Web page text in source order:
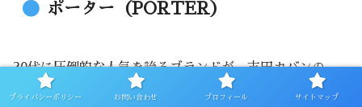
ポーター（PORTER）
20代に圧倒的な人気を誇るブランドが、吉田カバンの
「PORTER」です。ナイロン素材を使った軽量モデルが
プライバシーポリシー お問い合わせ プロフィール サイトマップ